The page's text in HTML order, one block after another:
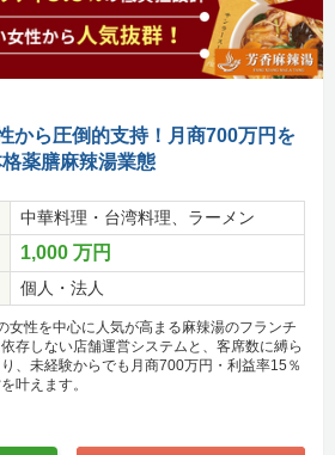
から圧倒的支持！月商700万円を
格薬膳麻辣湯業態
中華料理・台湾料理、ラーメン
1,000 万円
個人・法人
女性を中心に人気が高まる麻辣湯のフランチ
存しない店舗運営システムと、客席数に縛ら
、未経験からでも月商700万円・利益率15％
叶えます。